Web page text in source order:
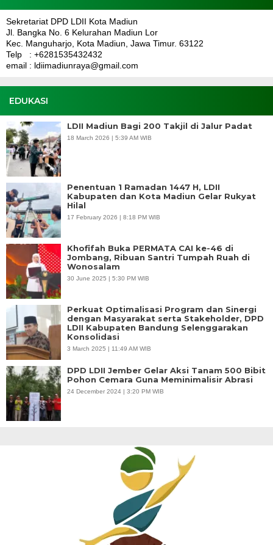
Sekretariat DPD LDII Kota Madiun
Jl. Bangka No. 6 Kelurahan Madiun Lor
Kec. Manguharjo, Kota Madiun, Jawa Timur. 63122
Telp : +6281535432432
email : ldiimadiunraya@gmail.com
EDUKASI
LDII Madiun Bagi 200 Takjil di Jalur Padat
18 March 2026 | 5:39 AM WIB
Penentuan 1 Ramadan 1447 H, LDII
Kabupaten dan Kota Madiun Gelar Rukyat
Hilal
17 February 2026 | 8:18 PM WIB
Khofifah Buka PERMATA CAI ke-46 di
Jombang, Ribuan Santri Tumpah Ruah di
Wonosalam
30 June 2025 | 5:30 PM WIB
Perkuat Optimalisasi Program dan Sinergi
dengan Masyarakat serta Stakeholder, DPD
LDII Kabupaten Bandung Selenggarakan
Konsolidasi
3 March 2025 | 11:49 AM WIB
DPD LDII Jember Gelar Aksi Tanam 500 Bibit
Pohon Cemara Guna Meminimalisir Abrasi
24 December 2024 | 3:20 PM WIB